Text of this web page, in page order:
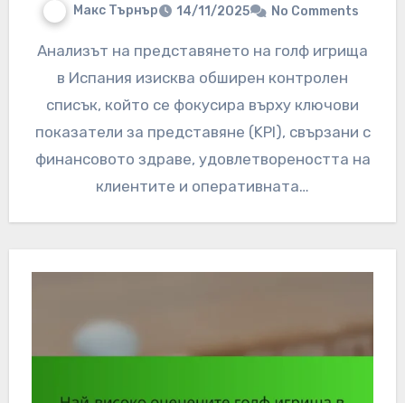
Макс Търнър 14/11/2025 No Comments
Анализът на представянето на голф игрища
в Испания изисква обширен контролен
списък, който се фокусира върху ключови
показатели за представяне (KPI), свързани с
финансовото здраве, удовлетвореността на
клиентите и оперативната…